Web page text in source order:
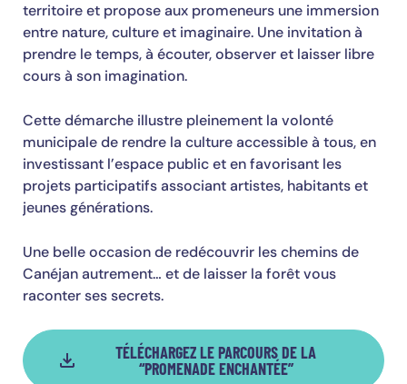
territoire et propose aux promeneurs une immersion
entre nature, culture et imaginaire. Une invitation à
prendre le temps, à écouter, observer et laisser libre
cours à son imagination.
Cette démarche illustre pleinement la volonté
municipale de rendre la culture accessible à tous, en
investissant l’espace public et en favorisant les
projets participatifs associant artistes, habitants et
jeunes générations.
Une belle occasion de redécouvrir les chemins de
Canéjan autrement… et de laisser la forêt vous
raconter ses secrets.
TÉLÉCHARGEZ LE PARCOURS DE LA
“PROMENADE ENCHANTÉE”